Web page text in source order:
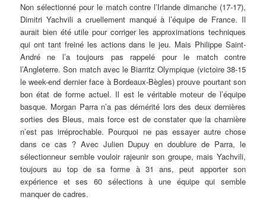
Non sélectionné pour le match contre l’Irlande dimanche (17-17),
Dimitri Yachvili a cruellement manqué à l’équipe de France. Il
aurait bien été utile pour corriger les approximations techniques
qui ont tant freiné les actions dans le jeu. Mais Philippe Saint-
André ne l’a toujours pas rappelé pour le match contre
l’Angleterre. Son match avec le Biarritz Olympique (victoire 38-15
le week-end dernier face à Bordeaux-Bègles) prouve pourtant son
bon état de forme actuel. Il est le véritable moteur de l’équipe
basque. Morgan Parra n’a pas démérité lors des deux dernières
sorties des Bleus, mais force est de constater que la charnière
n’est pas irréprochable. Pourquoi ne pas essayer autre chose
dans ce cas ? Avec Julien Dupuy en doublure de Parra, le
sélectionneur semble vouloir rajeunir son groupe, mais Yachvili,
toujours au top de sa forme à 31 ans, peut apporter son
expérience et ses 60 sélections à une équipe qui semble
manquer de cadres.